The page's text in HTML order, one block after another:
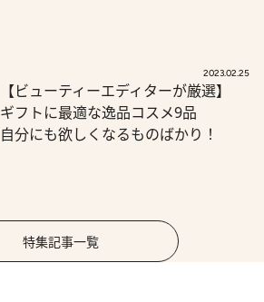
2023.02.25
【ビューティーエディターが厳選】
ギフトに最適な逸品コスメ9品
自分にも欲しくなるものばかり！
特集記事一覧